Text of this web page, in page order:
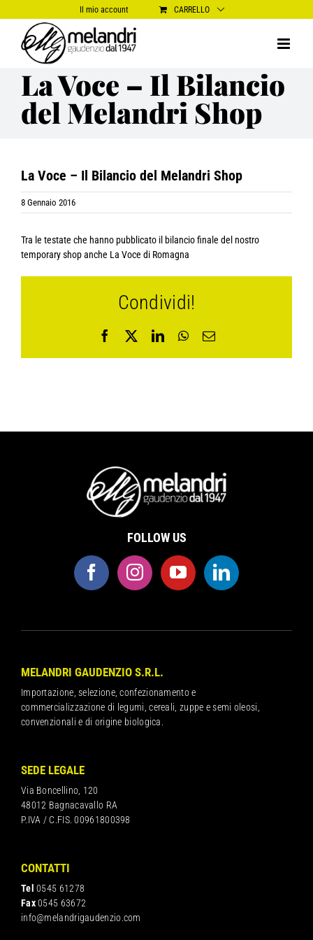
al
contenuto
Il mio account CARRELLO
La Voce – Il Bilancio
del Melandri Shop
La Voce – Il Bilancio del Melandri Shop
8 Gennaio 2016
Tra le testate che hanno pubblicato il bilancio finale del nostro
temporary shop anche La Voce di Romagna
Condividi!
Facebook
X LinkedInWhatsApp
Email
FOLLOW US
MELANDRI GAUDENZIO S.R.L.
Importazione, selezione, confezionamento e
commercializzazione di legumi, cereali, zuppe e semi oleosi,
convenzionali e di origine biologica.
SEDE LEGALE
Via Boncellino, 120
48012 Bagnacavallo RA
P.IVA / C.FIS. 00961800398
CONTATTI
Tel 0545 61278
Fax0545 63672
info@melandrigaudenzio.com